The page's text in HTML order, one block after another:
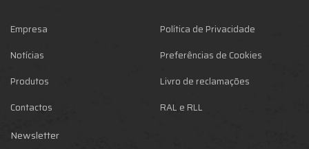
Empresa
Notícias
Produtos
Contactos
Política de Privacidade
Preferências de Cookies
Livro de reclamações
RAL e RLL
Newsletter